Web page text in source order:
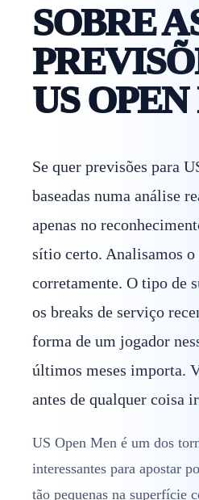
SOBRE
US
Se quer previsões para
baseadas numa análise
apenas no
sítio certo. Analisamos o
corretamente. O tipo de
os breaks de serviço
forma de um jogador
últimos meses importa.
antes de qualquer coisa
US Open Men é um dos
interessantes para apostar
tão pequenas na superfície